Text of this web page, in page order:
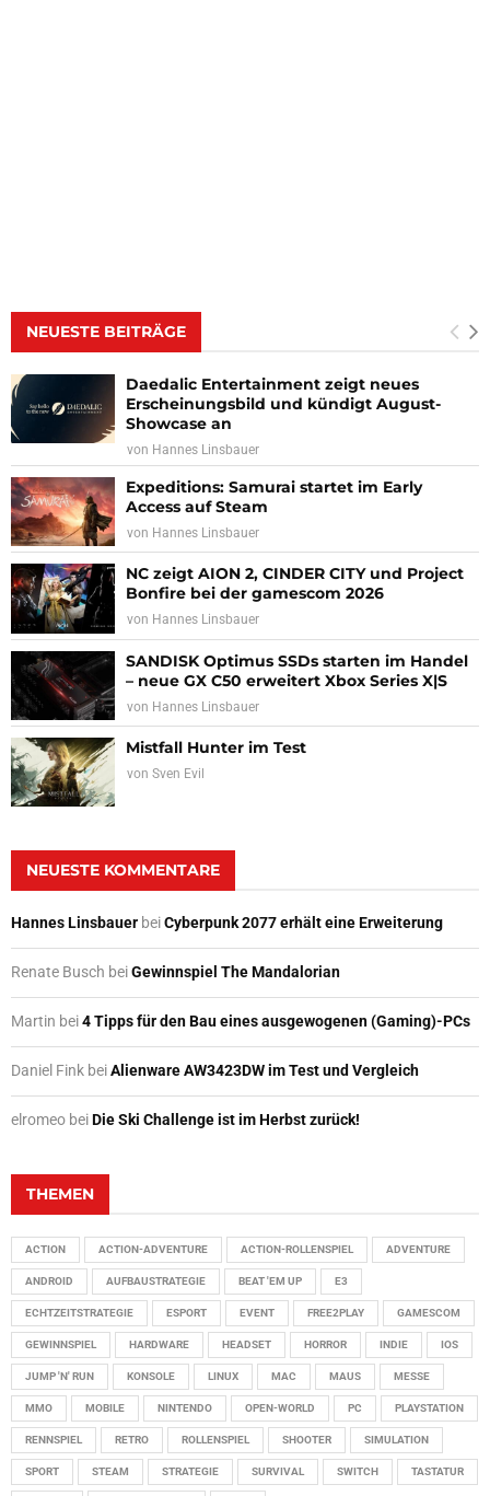
NEUESTE BEITRÄGE
Daedalic Entertainment zeigt neues
Erscheinungsbild und kündigt August-
Showcase an
von Hannes Linsbauer
Expeditions: Samurai startet im Early
Access auf Steam
von Hannes Linsbauer
NC zeigt AION 2, CINDER CITY und Project
Bonfire bei der gamescom 2026
von Hannes Linsbauer
SANDISK Optimus SSDs starten im Handel
– neue GX C50 erweitert Xbox Series X|S
von Hannes Linsbauer
Mistfall Hunter im Test
von Sven Evil
NEUESTE KOMMENTARE
Hannes Linsbauer beiCyberpunk 2077 erhält eine Erweiterung
Renate Busch beiGewinnspiel The Mandalorian
Martin bei4 Tipps für den Bau eines ausgewogenen (Gaming)-PCs
Daniel Fink beiAlienware AW3423DW im Test und Vergleich
elromeo beiDie Ski Challenge ist im Herbst zurück!
THEMEN
ACTION ACTION-ADVENTURE ACTION-ROLLENSPIEL ADVENTURE
ANDROID AUFBAUSTRATEGIE BEAT 'EM UP E3
ECHTZEITSTRATEGIE ESPORT EVENT FREE2PLAY GAMESCOM
GEWINNSPIEL HARDWARE HEADSET HORROR INDIE IOS
JUMP 'N' RUN KONSOLE LINUX MAC MAUS MESSE
MMO MOBILE NINTENDO OPEN-WORLD PC PLAYSTATION
RENNSPIEL RETRO ROLLENSPIEL SHOOTER SIMULATION
SPORT STEAM STRATEGIE SURVIVAL SWITCH TASTATUR